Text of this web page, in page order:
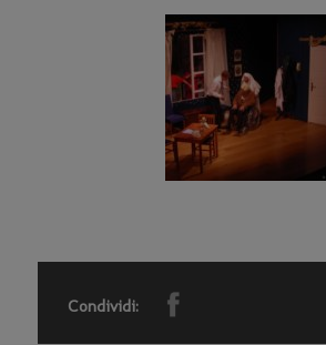
Condividi: